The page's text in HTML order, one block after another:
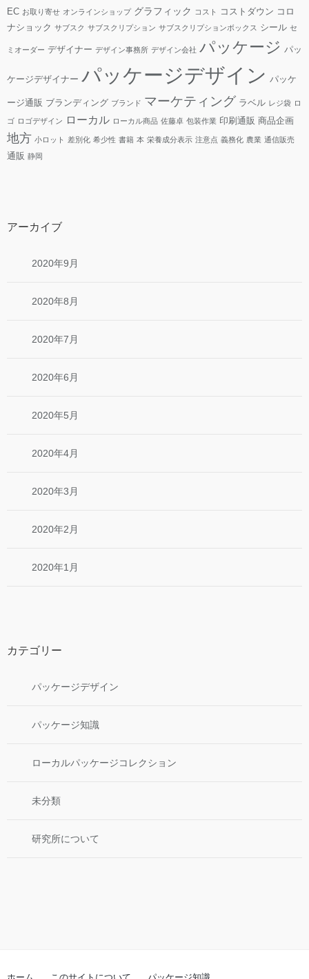
EC お取り寄せ オンラインショップ グラフィック コスト コストダウン コロ
ナショック サブスク サブスクリプション サブスクリプションボックス シール セ
ミオーダー デザイナー デザイン事務所 デザイン会社 パッケージ パッ
ケージデザイナー パッケージデザイン パッケ
ージ通販 ブランディング ブランド マーケティング ラベル レジ袋 ロ
ゴ ロゴデザイン ローカル ローカル商品 佐藤卓 包装作業 印刷通販 商品企画
地方 小ロット 差別化 希少性 書籍 本 栄養成分表示 注意点 義務化 農業 通信販売
通販 静岡
アーカイブ
2020年9月
2020年8月
2020年7月
2020年6月
2020年5月
2020年4月
2020年3月
2020年2月
2020年1月
カテゴリー
パッケージデザイン
パッケージ知識
ローカルパッケージコレクション
未分類
研究所について